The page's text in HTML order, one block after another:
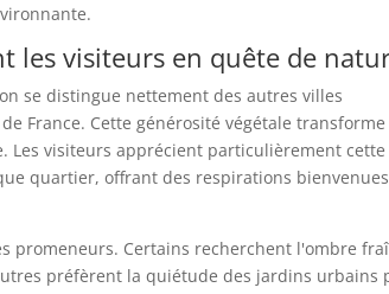
les visiteurs en quête de
se distingue nettement des autres villes
France. Cette générosité végétale transforme
Les visiteurs apprécient particulièrement cette
quartier, offrant des respirations bienvenues
promeneurs. Certains recherchent l'ombre
préfèrent la quiétude des jardins urbains